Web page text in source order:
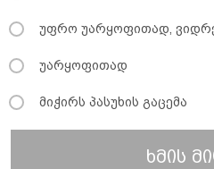
უფრო უარყოფითად,
უარყოფითად
მიჭირს პასუხის გაცემა
ხმის